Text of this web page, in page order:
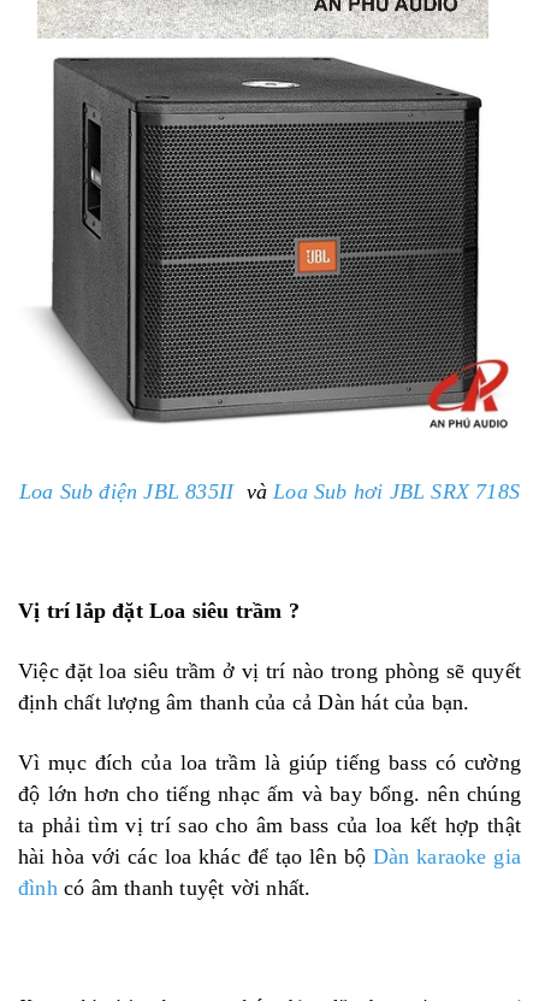
Loa Sub điện JBL 835IIvà Loa Sub hơi JBL SRX 718S
Vị trí lắp đặt Loa siêu trầm ?
Việc đặt loa siêu trầm ở vị trí nào trong phòng sẽ quyết
định chất lượng âm thanh của cả Dàn hát của bạn.
Vì mục đích của loa trầm là giúp tiếng bass có cường
độ lớn hơn cho tiếng nhạc ấm và bay bổng. nên chúng
ta phải tìm vị trí sao cho âm bass của loa kết hợp thật
hài hòa với các loa khác để tạo lên bộ Dàn karaoke gia
đình có âm thanh tuyệt vời nhất.